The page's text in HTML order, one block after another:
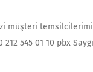
müşteri
545 01 10 pbx